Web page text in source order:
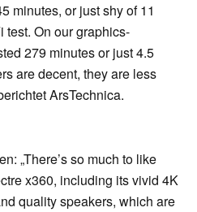
minutes, or just shy of 11
test. On our graphics-
279 minutes or just 4.5
are decent, they are less
ArsTechnica.
„There’s so much to like
x360, including its vivid 4K
quality speakers, which are